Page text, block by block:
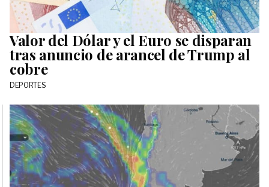
Valor del Dólar y el Euro se disparan
tras anuncio de arancel de Trump al
cobre
DEPORTES